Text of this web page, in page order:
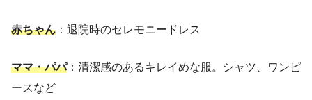
赤ちゃん ：退院時のセレモニードレス
ママ・パパ：清潔感のあるキレイめな服。シャツ、ワンピ
ースなど